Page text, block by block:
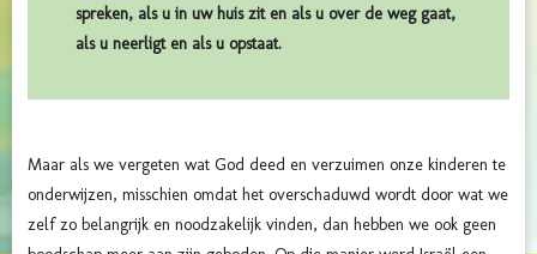
spreken, als u in uw huis zit en als u over de weg gaat,
als u neerligt en als u opstaat.
Maar als we vergeten wat God deed en verzuimen onze kinderen te
onderwijzen, misschien omdat het overschaduwd wordt door wat we
zelf zo belangrijk en noodzakelijk vinden, dan hebben we ook geen